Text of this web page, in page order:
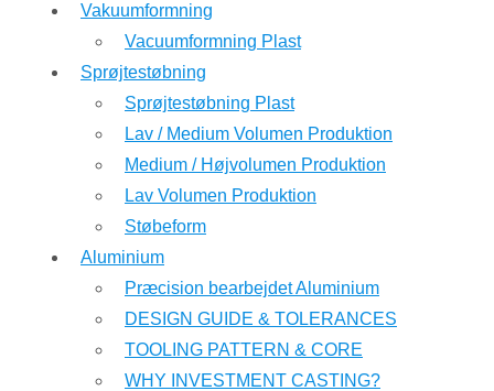
Vakuumformning
Vacuumformning Plast
Sprøjtestøbning
Sprøjtestøbning Plast
Lav / Medium Volumen Produktion
Medium / Højvolumen Produktion
Lav Volumen Produktion
Støbeform
Aluminium
Præcision bearbejdet Aluminium
DESIGN GUIDE & TOLERANCES
TOOLING PATTERN & CORE
WHY INVESTMENT CASTING?